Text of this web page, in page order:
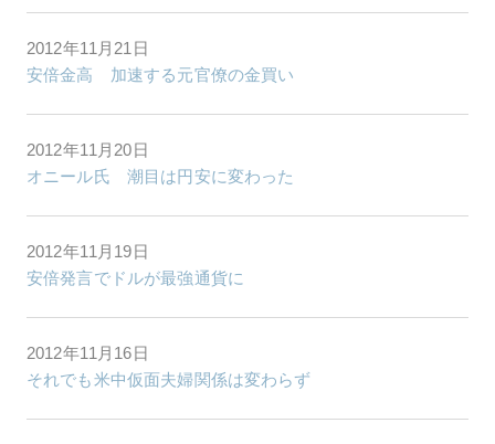
2012年11月21日
安倍金高 加速する元官僚の金買い
2012年11月20日
オニール氏 潮目は円安に変わった
2012年11月19日
安倍発言でドルが最強通貨に
2012年11月16日
それでも米中仮面夫婦関係は変わらず